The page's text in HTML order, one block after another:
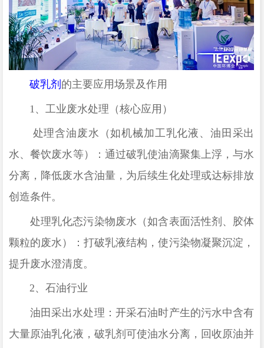
破乳剂 的主要应用场景及作用
1、 工业废水处理（核心应用）
处理含油废水（如机械加工乳化液、油田采出
水、餐饮废水等）：通过破乳使油滴聚集上浮，与水
分离，降低废水含油量，为后续生化处理或达标排放
创造条件。
处理乳化态污染物废水（如含表面活性剂、胶体
颗粒的废水）：打破乳液结构，使污染物凝聚沉淀，
提升废水澄清度。
2、 石油行业
油田采出水处理：开采石油时产生的污水中含有
大量原油乳化液，破乳剂可使油水分离，回收原油并